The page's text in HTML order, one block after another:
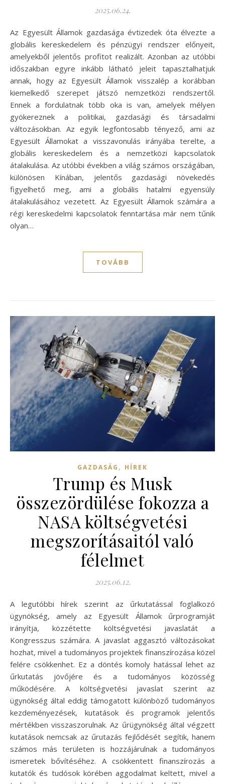
2025.06.24.
Az Egyesült Államok gazdasága évtizedek óta élvezte a
globális kereskedelem és pénzügyi rendszer előnyeit,
amelyekből jelentős profitot realizált. Azonban az utóbbi
időszakban egyre inkább látható jeleit tapasztalhatjuk
annak, hogy az Egyesült Államok visszalép a korábban
kiemelkedő szerepet játszó nemzetközi rendszertől.
Ennek a fordulatnak több oka is van, amelyek mélyen
gyökereznek a politikai, gazdasági és társadalmi
változásokban. Az egyik legfontosabb tényező, ami az
Egyesült Államokat a visszavonulás irányába terelte, a
globális kereskedelem és a nemzetközi kapcsolatok
átalakulása. Az utóbbi években a világ számos országában,
különösen Kínában, jelentős gazdasági növekedés
figyelhető meg, ami a globális hatalmi egyensúly
átalakulásához vezetett. Az Egyesült Államok számára a
régi kereskedelmi kapcsolatok fenntartása már nem tűnik
olyan…
TOVÁBB
GAZDASÁG , HÍREK
Trump és Musk
összezördülése fokozza a
NASA költségvetési
megszorításaitól való
félelmet
2025.06.12.
A legutóbbi hírek szerint az űrkutatással foglalkozó
ügynökség, amely az Egyesült Államok űrprogramját
irányítja, közzétette költségvetési javaslatát a
Kongresszus számára. A javaslat aggasztó változásokat
hozhat, mivel a tudományos projektek finanszírozása közel
felére csökkenhet. Ez a döntés komoly hatással lehet az
űrkutatás jövőjére és a tudományos közösség
működésére. A költségvetési javaslat szerint az
ügynökség által eddig támogatott különböző tudományos
kezdeményezések, kutatások és programok jelentős
mértékben visszaszorulnak. Az űrügynökség által végzett
kutatások nemcsak az űrutazás fejlődését segítik, hanem
számos más területen is hozzájárulnak a tudományos
ismeretek bővítéséhez. A csökkentett finanszírozás a
kutatók és tudósok körében aggodalmat keltett, mivel a